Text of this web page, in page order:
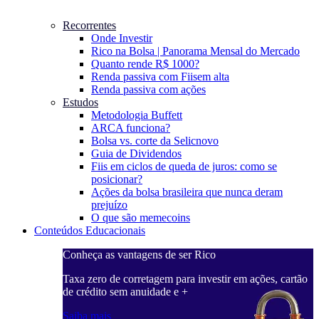
Recorrentes
Onde Investir
Rico na Bolsa | Panorama Mensal do Mercado
Quanto rende R$ 1000?
Renda passiva com Fiisem alta
Renda passiva com ações
Estudos
Metodologia Buffett
ARCA funciona?
Bolsa vs. corte da Selicnovo
Guia de Dividendos
Fiis em ciclos de queda de juros: como se
posicionar?
Ações da bolsa brasileira que nunca deram
prejuízo
O que são memecoins
Conteúdos Educacionais
Conheça as vantagens de ser Rico
Taxa zero de corretagem para investir em ações, cartão
de crédito sem anuidade e +
Saiba mais